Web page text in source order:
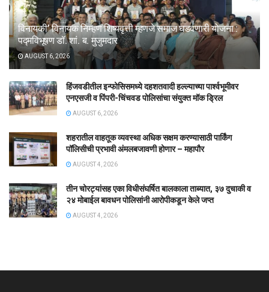
विनायकी’ विनायक निम्हण शिष्यवृत्ती म्हणजे समाज घडवणारी योजना :
पद्मविभूषण डॉ. शां. ब. मुजुमदार
AUGUST 6, 2026
हिंजवडीतील इन्फोसिसमध्ये दहशतवादी हल्ल्याच्या पार्श्वभूमीवर
एनएसजी व पिंपरी-चिंचवड पोलिसांचा संयुक्त मॉक ड्रिल
AUGUST 6, 2026
शहरातील वाहतूक व्यवस्था अधिक सक्षम करण्यासाठी पार्किंग
पॉलिसीची प्रभावी अंमलबजावणी होणार – महापौर
AUGUST 4, 2026
तीन चोरट्यांसह एका विधीसंघर्षित बालकाला ताब्यात, ३७ दुचाकी व
२४ मोबाईल बावधन पोलिसांनी आरोपीकडून केले जप्त
AUGUST 4, 2026